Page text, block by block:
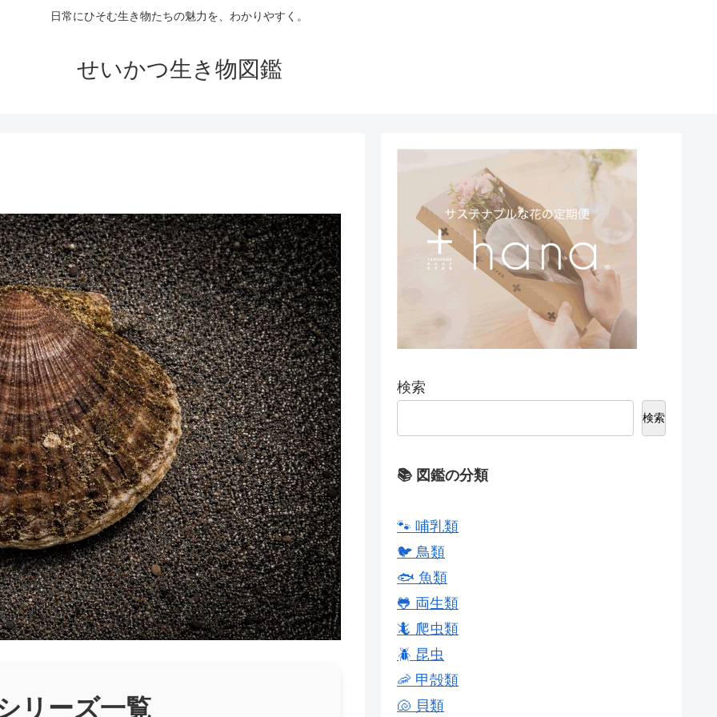
日常にひそむ生き物たちの魅力を、わかりやすく。
せいかつ生き物図鑑
リーズ一覧
検索
検索
📚 図鑑の分類
🐾 哺乳類
🐦 鳥類
🐟 魚類
🐸 両生類
🦎 爬虫類
🪲 昆虫
🦐 甲殻類
🐚 貝類